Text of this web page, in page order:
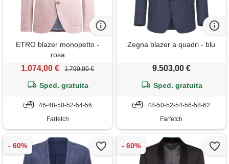
ETRO blazer monopetto -
rosa
1.074,00 € 1.790,00 €
Sped. gratuita
46-48-50-52-54-56
Farfetch
Zegna blazer a quadri - blu
9.503,00 €
Sped. gratuita
48-50-52-54-56-58-62
Farfetch